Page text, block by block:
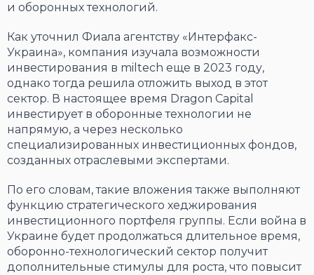
и оборонных технологий.
Как уточнил Фиала агентству «Интерфакс-
Украина», компания изучала возможности
инвестирования в miltech еще в 2023 году,
однако тогда решила отложить выход в этот
сектор. В настоящее время Dragon Capital
инвестирует в оборонные технологии не
напрямую, а через несколько
специализированных инвестиционных фондов,
созданных отраслевыми экспертами.
По его словам, такие вложения также выполняют
функцию стратегического хеджирования
инвестиционного портфеля группы. Если война в
Украине будет продолжаться длительное время,
оборонно-технологический сектор получит
дополнительные стимулы для роста, что повысит